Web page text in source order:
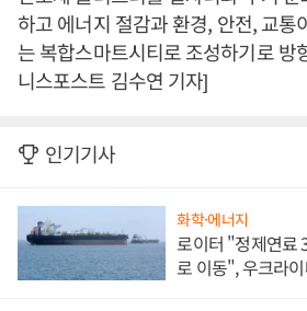
하고 에너지 절감과 환경, 안전, 교통
는 복합스마트시티로 조성하기로 방
니스포스트 김수연 기자]
인기기사
화학·에너지
로이터 "정제연료
로 이동", 우크라